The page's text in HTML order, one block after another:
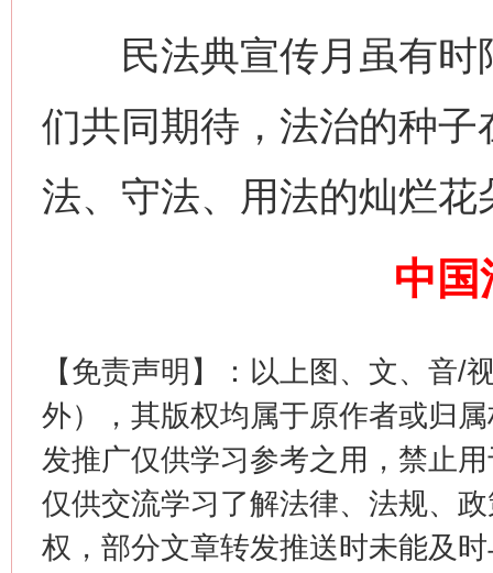
民法典宣传月虽有时
们共同期待，法治的种
法、守法、用法的灿烂花
中国
【免责声明】：以上图、文、音/
外），其版权均属于原作者或归
发推广仅供学习参考之用，禁止
仅供交流学习了解法律、法规、
权，部分文章转发推送时未能及
网上购药对药下症？
这是一记警钟！ 谢